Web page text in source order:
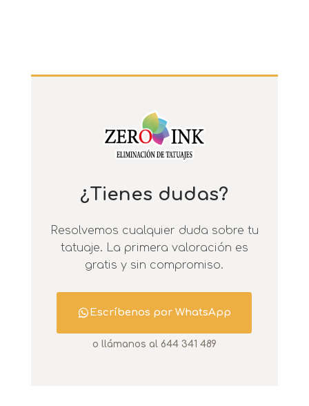
¿Tienes dudas?
Resolvemos cualquier duda sobre tu
tatuaje. La primera valoración es
gratis y sin compromiso.
Escríbenos por WhatsApp
o llámanos al 644 341 489